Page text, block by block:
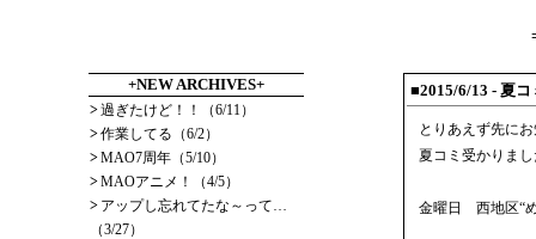
+NEW ARCHIVES+
>過ぎたけど！！（6/11）
>作業してる（6/2）
>MAO7周年（5/10）
>MAOアニメ！（4/5）
> アップし忘れてたな～って…
（3/27）
■2015/6/13 - 夏コ
とりあえず先に
夏コミ受かりま
金曜日 西地区“